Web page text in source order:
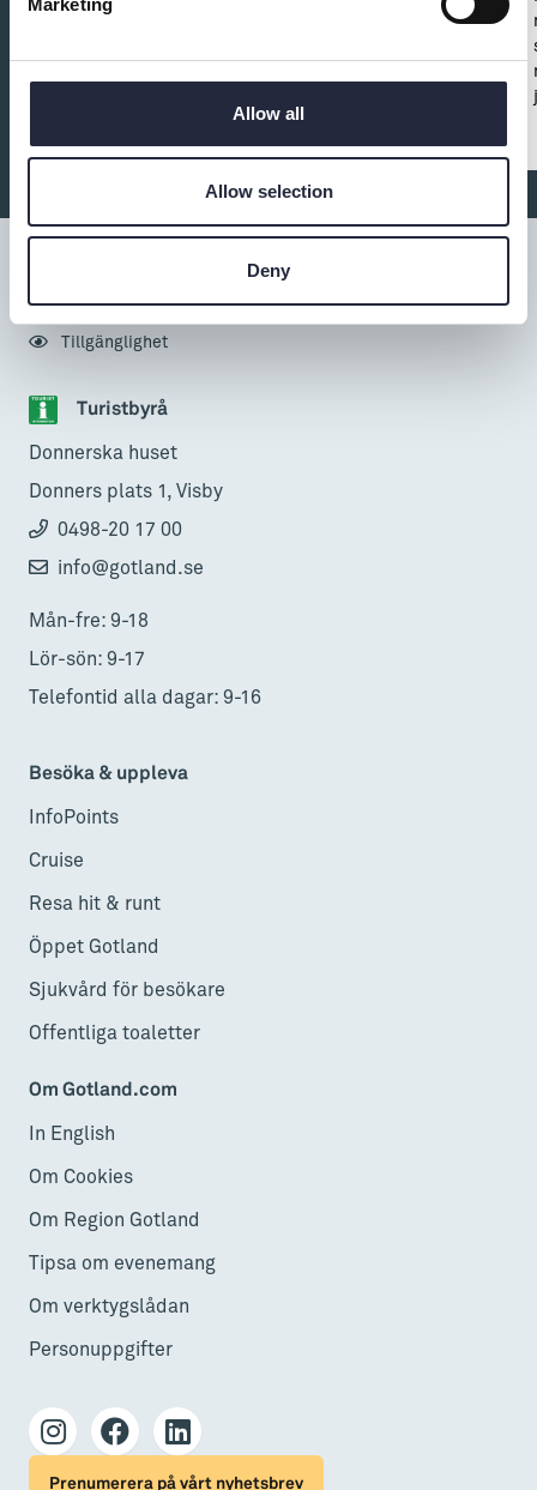
Allow all
Allow selection
Deny
Turistbyrå
Donnerska huset
Donners plats 1, Visby
0498-20 17 00
info@gotland.se
Mån-fre: 9-18
Lör-sön: 9-17
Telefontid alla dagar: 9-16
Besöka & uppleva
InfoPoints
Cruise
Resa hit & runt
Öppet Gotland
Sjukvård för besökare
Offentliga toaletter
Om Gotland.com
In English
Om Cookies
Om Region Gotland
Tipsa om evenemang
Om verktygslådan
Personuppgifter
Tillgänglighet
Prenumerera på vårt nyhetsbrev